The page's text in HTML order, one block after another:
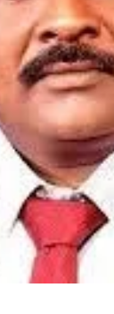
பிளாஸ்டர்
தடுப்பதற்காக
வீடியோ
El Niño
கல்விக்கு
ரஹ்மத்
நிரந்தர